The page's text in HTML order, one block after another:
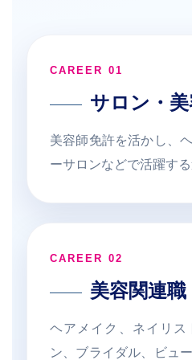
CAREER 01
サロン・
美容師免許を活かし、
ーサロンなどで活躍する
CAREER 02
美容関連職
ヘアメイク、ネイリス
ン、ブライダル、ビュ